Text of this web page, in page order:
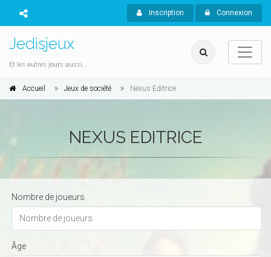
Inscription Connexion
Jedisjeux
Et les autres jours aussi...
Accueil Jeux de société Nexus Editrice
NEXUS EDITRICE
Nombre de joueurs
Âge